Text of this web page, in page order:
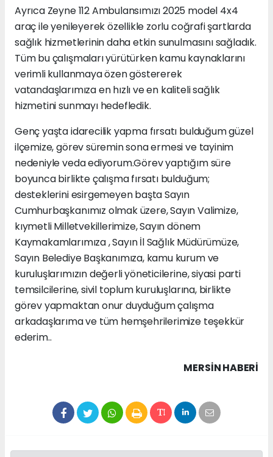
Ayrıca Zeyne 112 Ambulansımızı 2025 model 4x4
araç ile yenileyerek özellikle zorlu coğrafi şartlarda
sağlık hizmetlerinin daha etkin sunulmasını sağladık.
Tüm bu çalışmaları yürütürken kamu kaynaklarını
verimli kullanmaya özen göstererek
vatandaşlarımıza en hızlı ve en kaliteli sağlık
hizmetini sunmayı hedefledik.
Genç yaşta idarecilik yapma fırsatı bulduğum güzel
ilçemize, görev süremin sona ermesi ve tayinim
nedeniyle veda ediyorum.Görev yaptığım süre
boyunca birlikte çalışma fırsatı bulduğum;
desteklerini esirgemeyen başta Sayın
Cumhurbaşkanımız olmak üzere, Sayın Valimize,
kıymetli Milletvekillerimize, Sayın dönem
Kaymakamlarımıza , Sayın İl Sağlık Müdürümüze,
Sayın Belediye Başkanımıza, kamu kurum ve
kuruluşlarımızın değerli yöneticilerine, siyasi parti
temsilcilerine, sivil toplum kuruluşlarına, birlikte
görev yapmaktan onur duyduğum çalışma
arkadaşlarıma ve tüm hemşehrilerimize teşekkür
ederim..
MERSIN HABERİ